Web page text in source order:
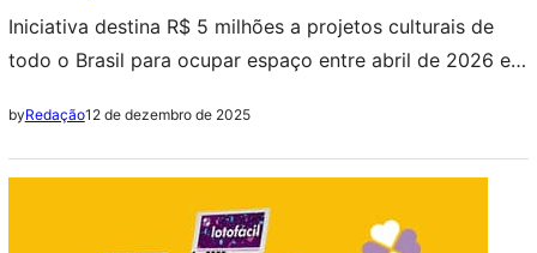
Iniciativa destina R$ 5 milhões a projetos culturais de
todo o Brasil para ocupar espaço entre abril de 2026 e
Artes Visuais e até R$ 200 mil para Música e Artes
Cênicas
byRedação12 de dezembro de 2025